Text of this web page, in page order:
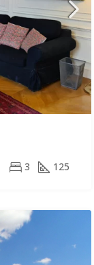
3 125